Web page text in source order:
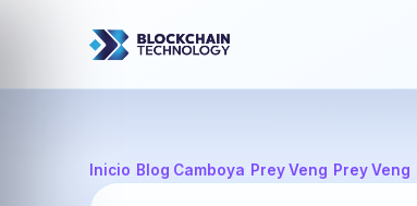
Inicio Blog Camboya Prey Veng Prey Veng